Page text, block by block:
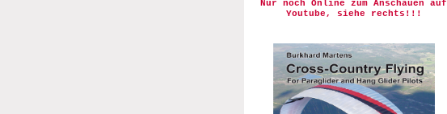
Nur noch Online zum Anschauen auf
Youtube, siehe rechts!!!